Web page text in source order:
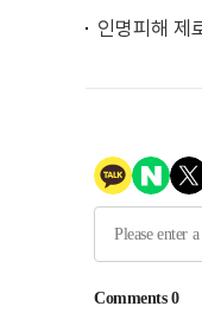
인명피해 제